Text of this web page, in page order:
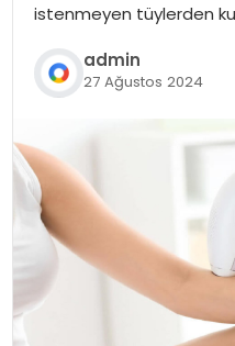
istenmeyen tüylerden
admin
27 Ağustos 2024